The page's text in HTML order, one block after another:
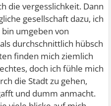
die vergesslichkeit. Dann
gesellschaft dazu, ich
umgeben von
durchschnittlich hübsch
finden mich ziemlich
doch ich fühle mich
die Stadt zu gehen,
und dumm anmacht.